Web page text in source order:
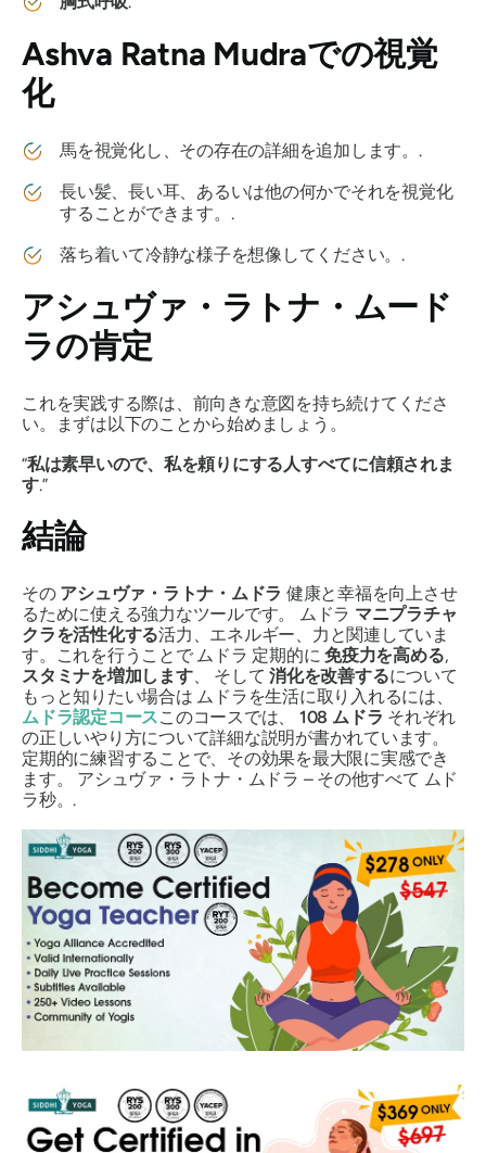
Ashva Ratna Mudraでの視覚
化
馬を視覚化し、その存在の詳細を追加します。.
長い髪、長い耳、あるいは他の何かでそれを視覚化
することができます。.
落ち着いて冷静な様子を想像してください。.
アシュヴァ・ラトナ・ムード
ラの肯定
これを実践する際は、前向きな意図を持ち続けてくださ
い。まずは以下のことから始めましょう。
“私は素早いので、私を頼りにする人すべてに信頼されま
す.”
結論
その アシュヴァ・ラトナ・ムドラ 健康と幸福を向上させ
るために使える強力なツールです。 ムドラ マニプラチャ
クラを活性化する活力、エネルギー、力と関連していま
す。これを行うことで ムドラ 定期的に免疫力を高める,
スタミナを増加します、 そして消化を改善するについて
もっと知りたい場合は ムドラ を生活に取り入れるには、
ムドラ認定コースこのコースでは、 108 ムドラ それぞれ
の正しいやり方について詳細な説明が書かれています。
定期的に練習することで、その効果を最大限に実感でき
ます。 アシュヴァ・ラトナ・ムドラ – その他すべて ムド
ラ秒。.